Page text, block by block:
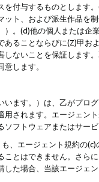
付与するものとします
ト、および派生作品を
）。(d)他の個人または
あることならびに(Z)甲
ないことを保証します
します。
います。）は、乙がプロ
用されます。エージェン
フトウェアまたはサー
、エージェント規約の
ことはできません。さら
した場合、当該エージェ